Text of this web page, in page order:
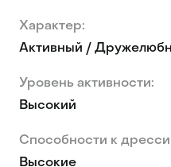
Характер:
Активный /
Уровень активности:
Высокий
Способности к
Высокие